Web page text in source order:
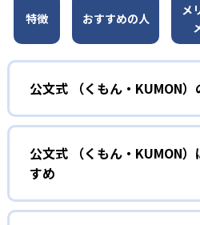
特徴 おすすめの人
メ
公文式 （くもん・KUMON）
01
無学年式の
KUMONでは、年齢や学年にとら
力に応じたレベルから学習を始め
確実に100点が取れるレベルから
公文式 （くもん・KUMON
すめ
幼児